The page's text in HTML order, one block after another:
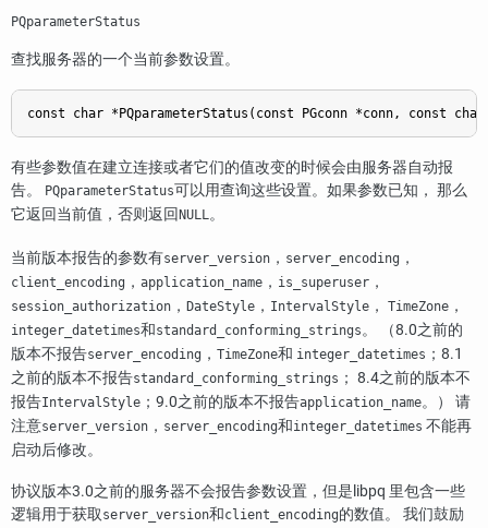
PQparameterStatus
查找服务器的一个当前参数设置。
const char *PQparameterStatus(const PGconn *conn, const char
有些参数值在建立连接或者它们的值改变的时候会由服务器自动报
告。
PQparameterStatus可以用查询这些设置。如果参数已知， 那么
它返回当前值，否则返回 NULL。
当前版本报告的参数有server_version ， server_encoding ，
client_encoding ， application_name ， is_superuser ，
session_authorization ， DateStyle ， IntervalStyle ， TimeZone ，
integer_datetimes和standard_conforming_strings。 （8.0之前的
版本不报告server_encoding ， TimeZone和 integer_datetimes ；8.1
之前的版本不报告standard_conforming_strings ； 8.4之前的版本不
报告IntervalStyle ；9.0之前的版本不报告application_name。） 请
注意server_version ， server_encoding和integer_datetimes 不能再
启动后修改。
协议版本3.0之前的服务器不会报告参数设置，但是 libpq 里包含一些
逻辑用于获取 server_version和client_encoding的数值。 我们鼓励